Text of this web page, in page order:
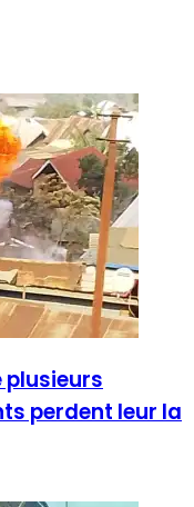
plusieurs
perdent leur la